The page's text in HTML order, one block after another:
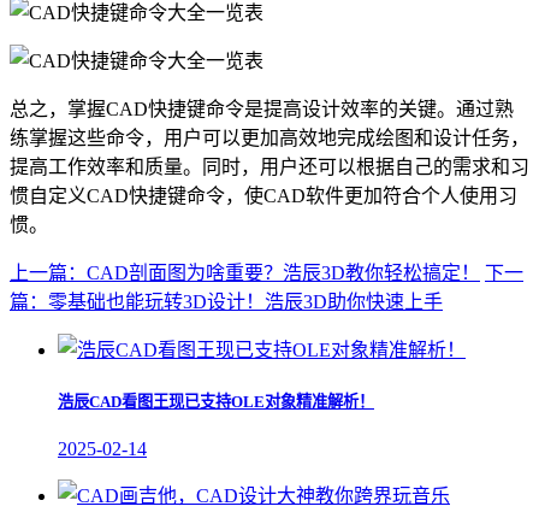
总之，掌握CAD快捷键命令是提高设计效率的关键。通过熟
练掌握这些命令，用户可以更加高效地完成绘图和设计任务，
提高工作效率和质量。同时，用户还可以根据自己的需求和习
惯自定义CAD快捷键命令，使CAD软件更加符合个人使用习
惯。
上一篇：CAD剖面图为啥重要？浩辰3D教你轻松搞定！
下一
篇：零基础也能玩转3D设计！浩辰3D助你快速上手
浩辰CAD看图王现已支持OLE对象精准解析！
2025-02-14